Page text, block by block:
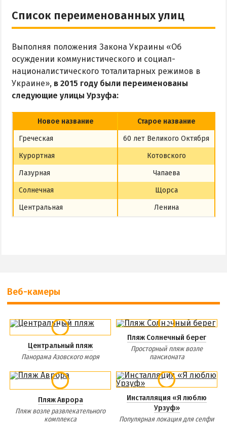
Список переименованных улиц
Выполняя положения Закона Украины «Об
осуждении коммунистического и социал-
националистического тоталитарных режимов в
Украине», в 2015 году были переименованы
следующие улицы Урзуфа:
Новое название
Старое название
Греческая
60 лет Великого Октября
Курортная
Котовского
Лазурная
Чапаева
Солнечная
Щорса
Центральная
Ленина
Веб-камеры
Центральный пляж
Панорама Азовского моря
Пляж Солнечный берег
Просторный пляж возле
пансионата
Пляж Аврора
Пляж возле развлекательного
комплекса
Инсталляция «Я люблю
Урзуф»
Популярная локация для селфи